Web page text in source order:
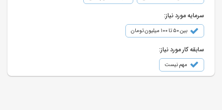
سرمایه مورد نیاز:
بین ۵۰ تا ۱۰۰ میلیون تومان
سابقه کار مورد نیاز:
مهم نیست